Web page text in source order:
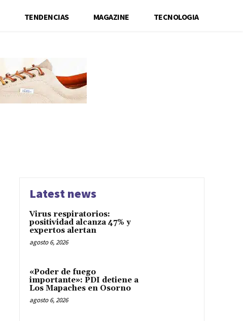
TENDENCIAS MAGAZINE TECNOLOGIA
Latest news
Virus respiratorios:
positividad alcanza 47% y
expertos alertan
agosto 6, 2026
«Poder de fuego
importante»: PDI detiene a
Los Mapaches en Osorno
agosto 6, 2026